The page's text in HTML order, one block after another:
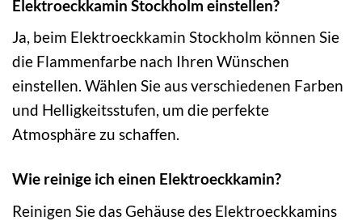
Elektroeckkamin Stockholm einstellen?
Ja, beim Elektroeckkamin Stockholm können Sie
die Flammenfarbe nach Ihren Wünschen
einstellen. Wählen Sie aus verschiedenen Farben
und Helligkeitsstufen, um die perfekte
Atmosphäre zu schaffen.
Wie reinige ich einen Elektroeckkamin?
Reinigen Sie das Gehäuse des Elektroeckkamins